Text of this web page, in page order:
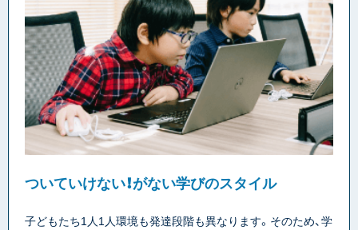
ついていけない！がない学びのスタイル
子どもたち1人1人環境も発達段階も異なります。そのため、学